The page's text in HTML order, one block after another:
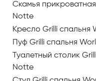
Скамья
Notte
Кресло Grilli спальня
Пуф Grilli спальня
Туалетный столик
Notte